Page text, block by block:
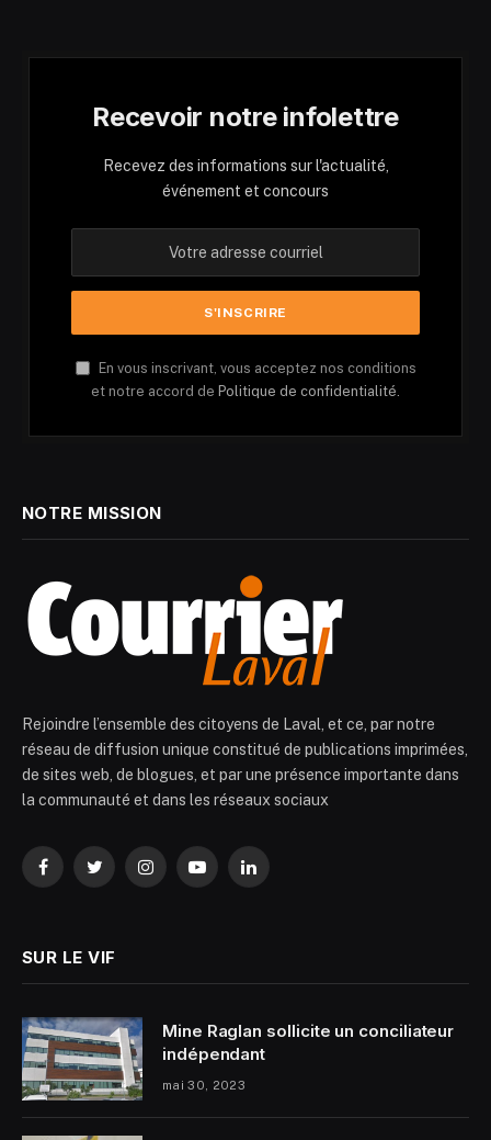
Recevoir notre infolettre
Recevez des informations sur l'actualité,
événement et concours
En vous inscrivant, vous acceptez nos conditions
et notre accord de Politique de confidentialité.
NOTRE MISSION
Rejoindre l’ensemble des citoyens de Laval, et ce, par notre
réseau de diffusion unique constitué de publications imprimées,
de sites web, de blogues, et par une présence importante dans
la communauté et dans les réseaux sociaux
FacebookTwitterInstagramYouTubeLinkedIn
SUR LE VIF
Mine Raglan sollicite un conciliateur
indépendant
mai 30, 2023